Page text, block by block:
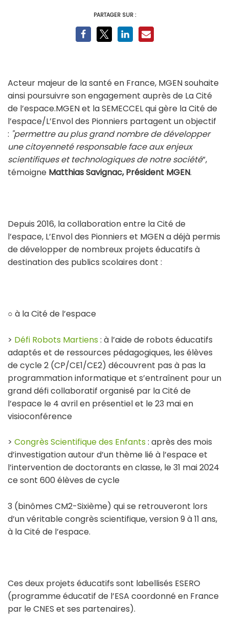
PARTAGER SUR :
Acteur majeur de la santé en France, MGEN souhaite
ainsi poursuivre son engagement auprès de La Cité
de l’espace.MGEN et la SEMECCEL qui gère la Cité de
l’espace/L’Envol des Pionniers partagent un objectif
: "permettre au plus grand nombre de développer
une citoyenneté responsable face aux enjeux
scientifiques et technologiques de notre société”,
témoigne Matthias Savignac, Président MGEN.
Depuis 2016, la collaboration entre la Cité de
l’espace, L’Envol des Pionniers et MGEN a déjà permis
de développer de nombreux projets éducatifs à
destination des publics scolaires dont :
○ à la Cité de l’espace
> Défi Robots Martiens: à l’aide de robots éducatifs
adaptés et de ressources pédagogiques, les élèves
de cycle 2 (CP/CE1/CE2) découvrent pas à pas la
programmation informatique et s’entraînent pour un
grand défi collaboratif organisé par la Cité de
l’espace le 4 avril en présentiel et le 23 mai en
visioconférence
> Congrès Scientifique des Enfants: après des mois
d’investigation autour d’un thème lié à l’espace et
l’intervention de doctorants en classe, le 31 mai 2024
ce sont 600 élèves de cycle
3 (binômes CM2-Sixième) qui se retrouveront lors
d’un véritable congrès scientifique, version 9 à 11 ans,
à la Cité de l’espace.
Ces deux projets éducatifs sont labellisés ESERO
(programme éducatif de l’ESA coordonné en France
par le CNES et ses partenaires).